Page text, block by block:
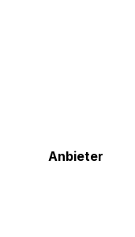
Anbieter